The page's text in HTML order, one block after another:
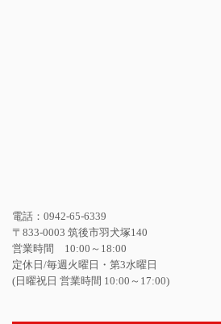
電話：0942-65-6339
〒833-0003 筑後市羽犬塚140
営業時間 10:00～18:00
定休日/毎週火曜日・第3水曜日
(日曜祝日 営業時間 10:00～17:00)